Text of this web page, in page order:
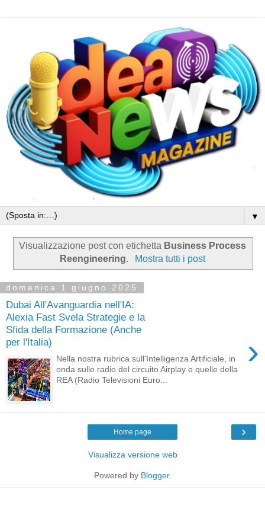
▼
Visualizzazione post con etichetta Business Process
Reengineering. Mostra tutti i post
domenica 1 giugno 2025
Dubai All'Avanguardia nell'IA:
Alexia Fast Svela Strategie e la
Sfida della Formazione (Anche
per l'Italia)
›
Nella nostra rubrica sull'Intelligenza Artificiale, in
onda sulle radio del circuito Airplay e quelle della
REA (Radio Televisioni Euro...
›
Home page
Visualizza versione web
Powered by Blogger.